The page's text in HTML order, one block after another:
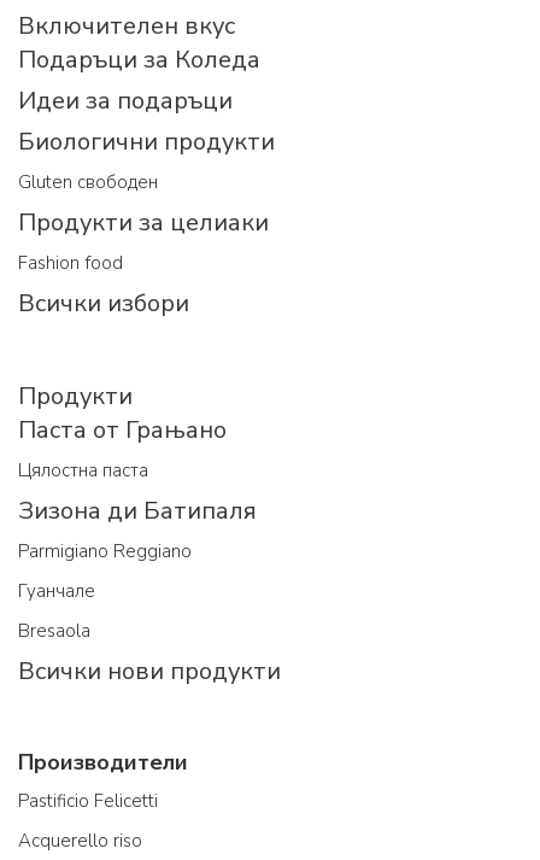
Включителен вкус
Подаръци за Коледа
Идеи за подаръци
Биологични продукти
Gluten свободен
Продукти за целиаки
Fashion food
Всички избори
Продукти
Паста от Грањано
Цялостна паста
Зизона ди Батипаля
Parmigiano Reggiano
Гуанчале
Bresaola
Всички нови продукти
Производители
Pastificio Felicetti
Acquerello riso